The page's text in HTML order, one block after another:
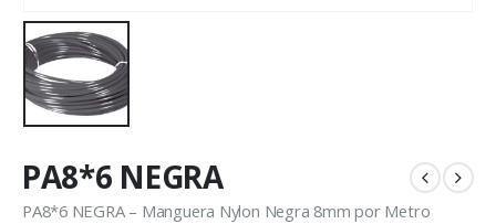
PA8*6 NEGRA
PA8*6 NEGRA – Manguera Nylon Negra 8mm por Metro